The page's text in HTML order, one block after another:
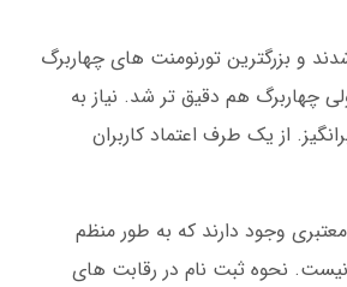
شدند و بزرگترین تورنومنت های چهاربرگ
چهاربرگ هم دقیق تر شد. نیاز به
از یک طرف اعتماد کاربران
معتبری وجود دارند که به طور منظم
نیست. نحوه ثبت نام در رقابت های